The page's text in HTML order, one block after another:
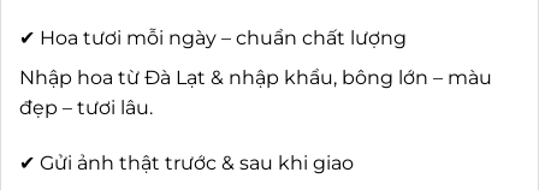
✔ Hoa tươi mỗi ngày – chuẩn chất lượng
Nhập hoa từ Đà Lạt & nhập khẩu, bông lớn – màu
đẹp – tươi lâu.
✔ Gửi ảnh thật trước & sau khi giao